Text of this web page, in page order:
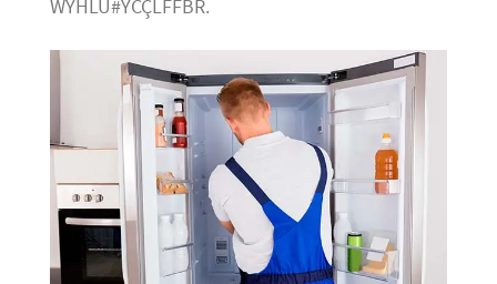
WYHLU#YCÇLFFBR.